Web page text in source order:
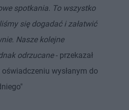
spotkania. To wszystko
się dogadać i załatwić
Nasze kolejne
odrzucane- przekazał
wysłanym do